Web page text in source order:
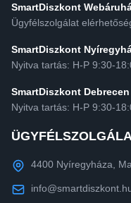
SmartDiszkont
Ügyfélszolgálat
SmartDiszkont
Nyitva tartás: H-P 9:30-
SmartDiszkont Debrecen
Nyitva tartás: H-P 9:30-
4400 Nyíregyháza,